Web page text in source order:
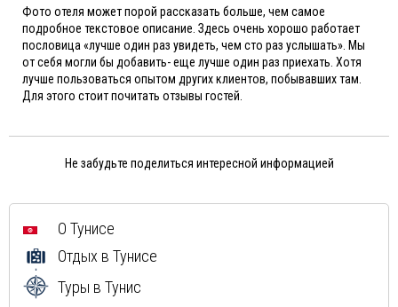
Фото отеля может порой рассказать больше, чем самое
подробное текстовое описание. Здесь очень хорошо работает
пословица «лучше один раз увидеть, чем сто раз услышать». Мы
от себя могли бы добавить- еще лучше один раз приехать. Хотя
лучше пользоваться опытом других клиентов, побывавших там.
Для этого стоит почитать отзывы гостей.
Не забудьте поделиться интересной информацией
О Тунисе
Отдых в Тунисе
Туры в Тунис